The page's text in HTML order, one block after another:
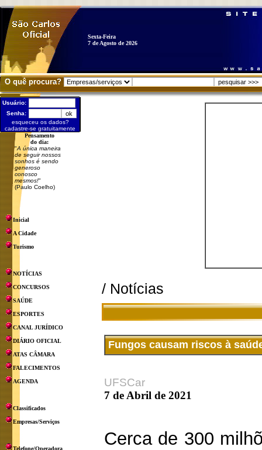
Sexta-Feira
7 de Agosto de 2026
O quê procura?
Usuário:
Senha:
esqueceu os dados?
cadastre-se gratuitamente
Pensamento
do dia:
"A única maneira
de seguir nossos
sonhos é sendo
generoso
conosco
mesmos!"
(Paulo Coelho)
Inicial
A Cidade
Turismo
NOTÍCIAS
CONCURSOS
SAÚDE
ESPORTES
CANAL JURÍDICO
DIÁRIO OFICIAL
ATAS CÂMARA
FALECIMENTOS
AGENDA
Classificados
Empresas/Serviços
Telefone/Operadora
/ Notícias
Fungos causam riscos à
UFSCar
7 de Abril de 2021
Cerca de 300